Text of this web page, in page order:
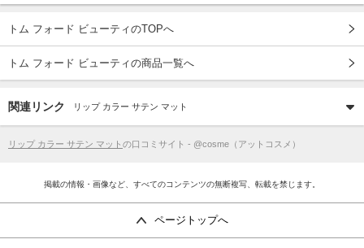
トム フォード ビューティのTOPへ
トム フォード ビューティの商品一覧へ
関連リンク リップ カラー サテン マット
リップ カラー サテン マット の口コミサイト - @cosme（アットコスメ）
掲載の情報・画像など、すべてのコンテンツの無断複写、転載を禁じます。
ページトップへ